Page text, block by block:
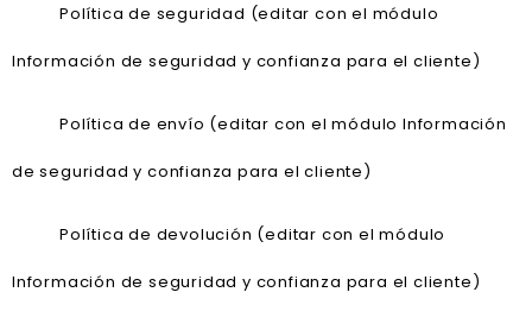
Política de seguridad (editar con el módulo
Información de seguridad y confianza para el cliente)
Política de envío (editar con el módulo Información
de seguridad y confianza para el cliente)
Política de devolución (editar con el módulo
Información de seguridad y confianza para el cliente)